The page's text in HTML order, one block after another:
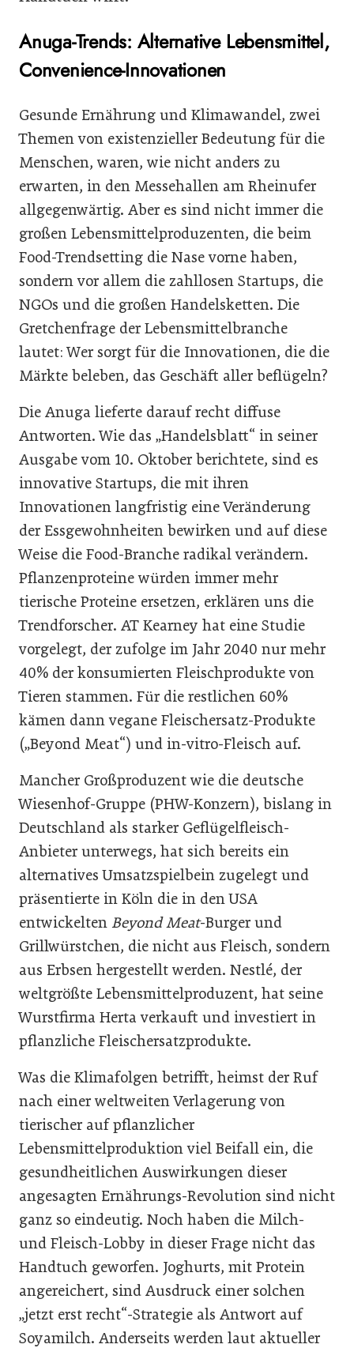
Anuga-Trends: Alternative Lebensmittel,
Convenience-Innovationen
Gesunde Ernährung und Klimawandel, zwei
Themen von existenzieller Bedeutung für die
Menschen, waren, wie nicht anders zu
erwarten, in den Messehallen am Rheinufer
allgegenwärtig. Aber es sind nicht immer die
großen Lebensmittelproduzenten, die beim
Food-Trendsetting die Nase vorne haben,
sondern vor allem die zahllosen Startups, die
NGOs und die großen Handelsketten. Die
Gretchenfrage der Lebensmittelbranche
lautet: Wer sorgt für die Innovationen, die die
Märkte beleben, das Geschäft aller beflügeln?
Die Anuga lieferte darauf recht diffuse
Antworten. Wie das „Handelsblatt“ in seiner
Ausgabe vom 10. Oktober berichtete, sind es
innovative Startups, die mit ihren
Innovationen langfristig eine Veränderung
der Essgewohnheiten bewirken und auf diese
Weise die Food-Branche radikal verändern.
Pflanzenproteine würden immer mehr
tierische Proteine ersetzen, erklären uns die
Trendforscher. AT Kearney hat eine Studie
vorgelegt, der zufolge im Jahr 2040 nur mehr
40% der konsumierten Fleischprodukte von
Tieren stammen. Für die restlichen 60%
kämen dann vegane Fleischersatz-Produkte
(„Beyond Meat“) und in-vitro-Fleisch auf.
Mancher Großproduzent wie die deutsche
Wiesenhof-Gruppe (PHW-Konzern), bislang in
Deutschland als starker Geflügelfleisch-
Anbieter unterwegs, hat sich bereits ein
alternatives Umsatzspielbein zugelegt und
präsentierte in Köln die in den USA
entwickelten Beyond Meat-Burger und
Grillwürstchen, die nicht aus Fleisch, sondern
aus Erbsen hergestellt werden. Nestlé, der
weltgrößte Lebensmittelproduzent, hat seine
Wurstfirma Herta verkauft und investiert in
pflanzliche Fleischersatzprodukte.
Was die Klimafolgen betrifft, heimst der Ruf
nach einer weltweiten Verlagerung von
tierischer auf pflanzlicher
Lebensmittelproduktion viel Beifall ein, die
gesundheitlichen Auswirkungen dieser
angesagten Ernährungs-Revolution sind nicht
ganz so eindeutig. Noch haben die Milch-
und Fleisch-Lobby in dieser Frage nicht das
Handtuch geworfen. Joghurts, mit Protein
angereichert, sind Ausdruck einer solchen
„jetzt erst recht“-Strategie als Antwort auf
Soyamilch. Anderseits werden laut aktueller